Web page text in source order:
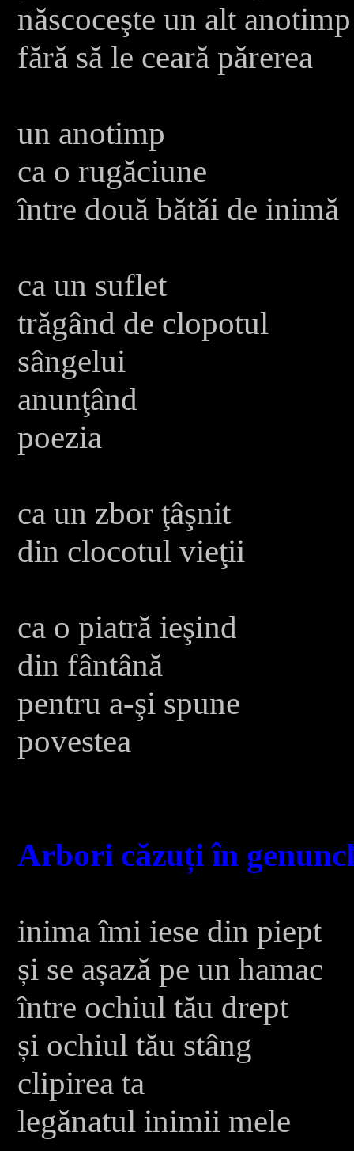
născoceşte un alt anotimp
fără să le ceară părerea
un anotimp
ca o rugăciune
între două bătăi de inimă
ca un suflet
trăgând de clopotul
sângelui
anunţând
poezia
ca un zbor ţâşnit
din clocotul vieţii
ca o piatră ieşind
din fântână
pentru a-şi spune
povestea
Arbori căzuți în
inima îmi iese din piept
și se așază pe un hamac
între ochiul tău drept
și ochiul tău stâng
clipirea ta
legănatul inimii mele